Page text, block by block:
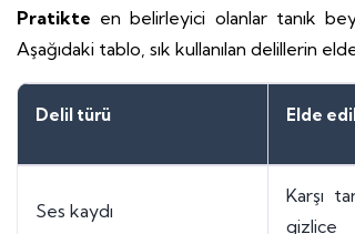
Pratikte en belirleyici olanlar tanık
Aşağıdaki tablo, sık kullanılan delillerin
Delil türü Elde
Ses kaydı
Karşı
gizlice